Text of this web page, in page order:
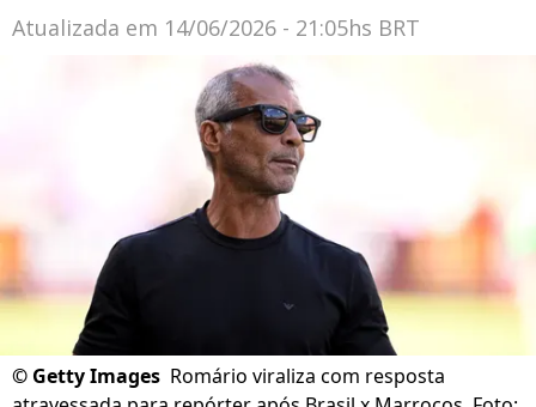
Atualizada em 14/06/2026 - 21:05hs BRT
© Getty Images Romário viraliza com resposta